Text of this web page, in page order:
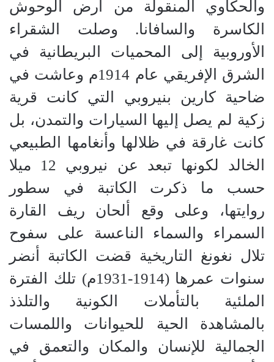
والحكاوي المنقولة من أرض الوحوش
الكاسرة والسافانا. وصلت الشقراء
الأوروبية إلى المحميات البريطانية في
الشرق الإفريقي عام 1914م وعاشت في
ضاحية كارين بنيروبي التي كانت قرية
زكية لم يصل إليها السيارات والتمدن، بل
كانت غارقة في ظلالها وأنغامها الطبيعي
الخالد لكونها تبعد عن نيروبي 12 ميلا
حسب ما ذكرت الكاتبة في سطور
روايتها، وعلى وقع ألحان ريف القارة
السمراء والسماء الناعسة على سفوح
تلال نغونغ التاريخية قضت الكاتبة أنضر
سنوات عمرها (1914-1931م) تلك الفترة
الملئية بالتأملات الكونية والتلذذ
بالمشاهدة الحية للحيوانات واللمسات
الجمالية للإنسان والمكان والتعمق في